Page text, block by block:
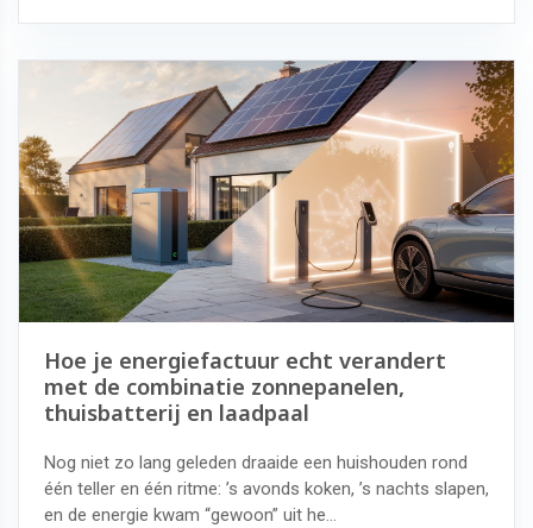
Hoe je energiefactuur echt verandert
met de combinatie zonnepanelen,
thuisbatterij en laadpaal
Nog niet zo lang geleden draaide een huishouden rond
één teller en één ritme: ’s avonds koken, ’s nachts slapen,
en de energie kwam “gewoon” uit he...